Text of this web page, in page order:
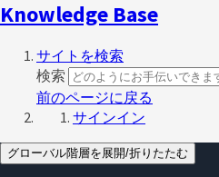
Knowledge Base
サイトを検索
検索
前のページに戻る
サインイン
グローバル階層を展開/折りたたむ